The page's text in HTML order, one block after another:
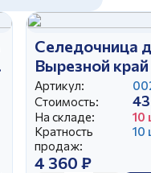
Селедочница
Вырезной
Артикул:
Стоимость:
На складе:
10
Кратность
продаж:
10
4 360 ₽